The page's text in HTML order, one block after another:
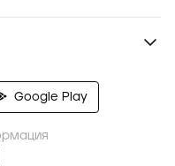
Google Play